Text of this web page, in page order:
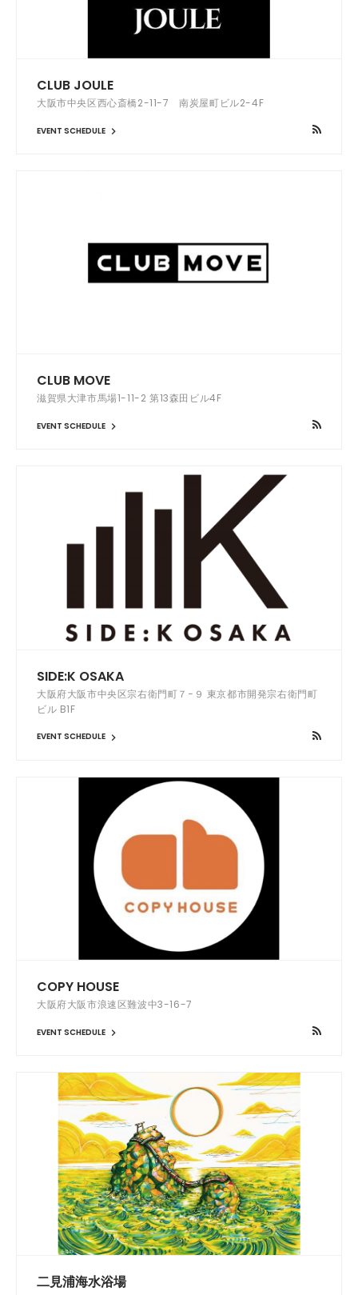
CLUB JOULE
大阪市中央区西心斎橋2-11-7 南炭屋町ビル2-4F
EVENT SCHEDULE
CLUB MOVE
滋賀県大津市馬場1-11-2 第13森田ビル4F
EVENT SCHEDULE
SIDE:K OSAKA
大阪府大阪市中央区宗右衛門町７−９ 東京都市開発宗右衛門町
ビル B1F
EVENT SCHEDULE
COPY HOUSE
大阪府大阪市浪速区難波中3-16-7
EVENT SCHEDULE
二見浦海水浴場